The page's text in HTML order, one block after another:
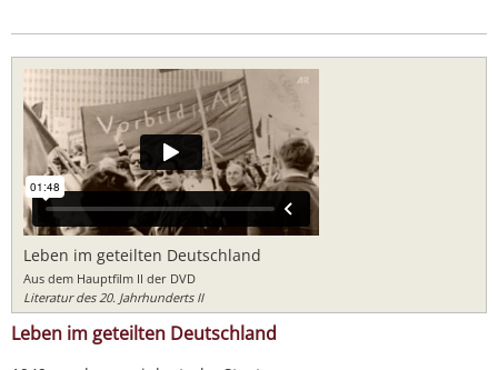
Leben im geteilten Deutschland
Aus dem Hauptfilm II der DVD
Literatur des 20. Jahrhunderts II
Leben im geteilten Deutschland